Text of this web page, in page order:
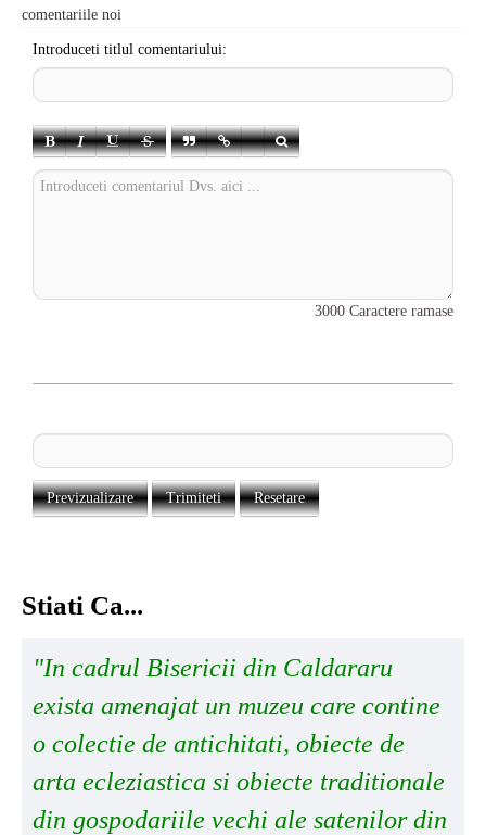
comentariile noi
Introduceti titlul comentariului:
3000 Caractere ramase
Previzualizare Trimiteti Resetare
Stiati Ca...
"In cadrul Bisericii din Caldararu
exista amenajat un muzeu care contine
o colectie de antichitati, obiecte de
arta ecleziastica si obiecte traditionale
din gospodariile vechi ale satenilor din